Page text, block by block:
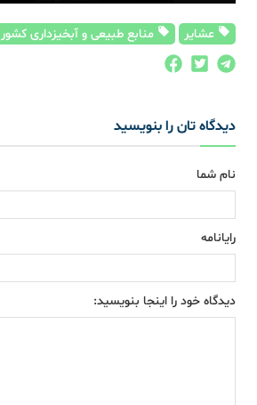
عشایر منابع طبیعی و آبخیزداری کشور
دیدگاه تان را بنویسید
نام شما
رایانامه
دیدگاه خود را اینجا بنویسید: